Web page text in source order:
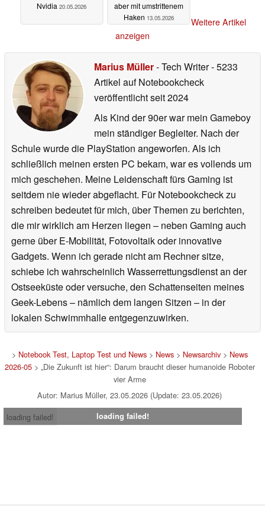
Nvidia 20.05.2026
aber mit umstrittenem
Haken 13.05.2026
Weitere Artikel
anzeigen
Marius Müller- Tech Writer- 5233
Artikel auf Notebookcheck
veröffentlichtseit 2024
Als Kind der 90er war mein Gameboy
mein ständiger Begleiter. Nach der
Schule wurde die PlayStation angeworfen. Als ich
schließlich meinen ersten PC bekam, war es vollends um
mich geschehen. Meine Leidenschaft fürs Gaming ist
seitdem nie wieder abgeflacht. Für Notebookcheck zu
schreiben bedeutet für mich, über Themen zu berichten,
die mir wirklich am Herzen liegen – neben Gaming auch
gerne über E-Mobilität, Fotovoltaik oder innovative
Gadgets. Wenn ich gerade nicht am Rechner sitze,
schiebe ich wahrscheinlich Wasserrettungsdienst an der
Ostseeküste oder versuche, den Schattenseiten meines
Geek-Lebens – nämlich dem langen Sitzen – in der
lokalen Schwimmhalle entgegenzuwirken.
> Notebook Test, Laptop Test und News> News> Newsarchiv> News
2026-05> „Die Zukunft ist hier“: Darum braucht dieser humanoide Roboter
vier Arme
Autor: Marius Müller, 23.05.2026 (Update: 23.05.2026)
loading failed!
loading failed!